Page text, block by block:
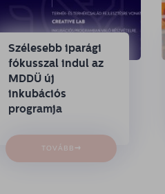
Szélesebb iparági
fókusszal indul az
MDDÜ új
inkubációs
programja
TOVÁBB →